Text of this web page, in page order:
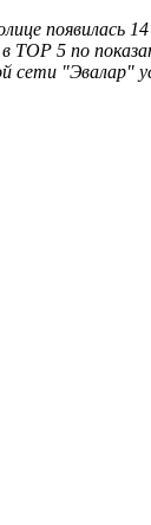
появилась
ТОР 5 по
сети "Эвалар"